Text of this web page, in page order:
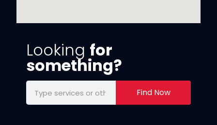
Looking for
something?
Find Now